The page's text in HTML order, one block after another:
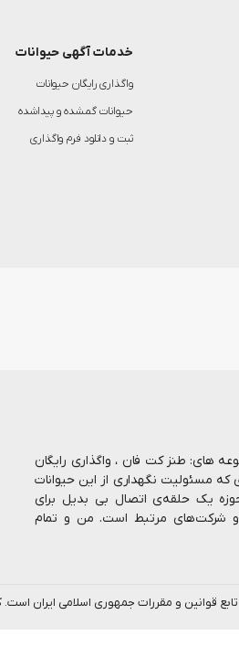
خدمات آگهی حیوانات
واگذاری رایگان حیوانات
حیوانات گمشده و پیداشده
ثبت و دانلود فرم واگذاری
حیوانات خانگی از مجموعه های: طنز کت فان ، واگذاری رایگان
که مسئولیت نگهداری از این حیوانات
یک حلقه‌ی اتصال بی بدیل برای
و شرکت‌های مرتبط است. من و تمام
و ملزومات نگهداری از حیوانات را
قوانین و مقررات جمهوری اسلامی ایران